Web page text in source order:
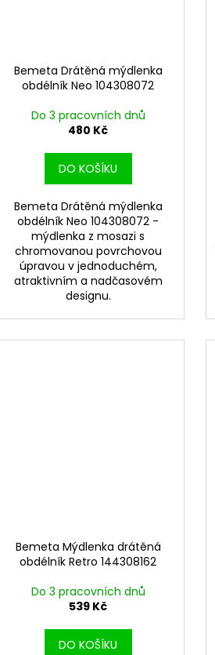
Bemeta Drátěná mýdlenka
obdélník Neo 104308072
Do 3 pracovních dnů
480 Kč
DO KOŠÍKU
Bemeta Drátěná mýdlenka
obdélník Neo 104308072 -
mýdlenka z mosazi s
chromovanou povrchovou
úpravou v jednoduchém,
atraktivním a nadčasovém
designu.
Bemeta Mýdlenka drátěná
obdélník Retro 144308162
Do 3 pracovních dnů
539 Kč
DO KOŠÍKU